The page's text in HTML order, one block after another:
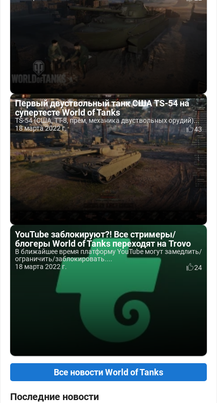
Первый двуствольный танк США TS-54 на
супертесте World of Tanks
TS-54 (США, ТТ-8, прем, механика двуствольных орудий)...
18 марта 2022 г.
43
YouTube заблокируют?! Все стримеры/
блогеры World of Tanks переходят на Trovo
В ближайшее время платформу YouTube могут замедлить/
ограничить/заблокировать....
18 марта 2022 г.
24
Все новости World of Tanks
Последние новости